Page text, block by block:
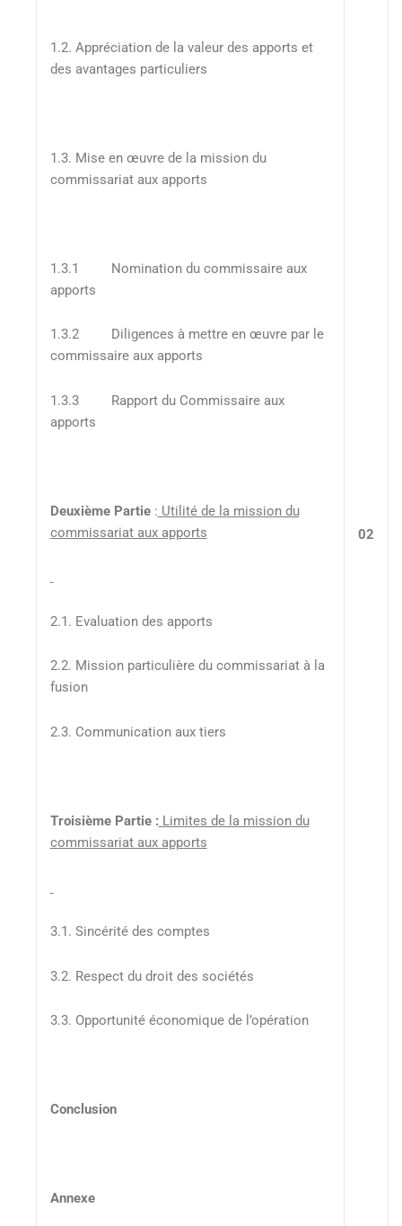
1.2. Appréciation de la valeur des apports et
des avantages particuliers
1.3. Mise en œuvre de la mission du
commissariat aux apports
1.3.1 Nomination du commissaire aux
apports
1.3.2 Diligences à mettre en œuvre par le
commissaire aux apports
1.3.3 Rapport du Commissaire aux
apports
Deuxième Partie: Utilité de la mission du
commissariat aux apports
2.1. Evaluation des apports
2.2. Mission particulière du commissariat à la
fusion
2.3. Communication aux tiers
Troisième Partie : Limites de la mission du
commissariat aux apports
3.1. Sincérité des comptes
3.2. Respect du droit des sociétés
3.3. Opportunité économique de l’opération
Conclusion
Annexe
02